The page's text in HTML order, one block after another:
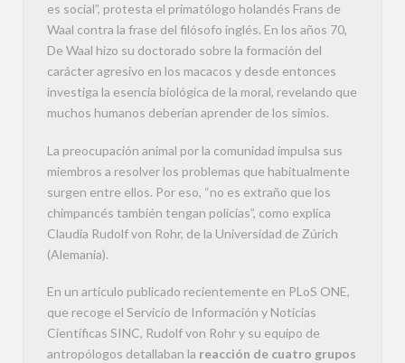
es social”, protesta el primatólogo holandés Frans de
Waal contra la frase del filósofo inglés. En los años 70,
De Waal hizo su doctorado sobre la formación del
carácter agresivo en los macacos y desde entonces
investiga la esencia biológica de la moral, revelando que
muchos humanos deberían aprender de los simios.
La preocupación animal por la comunidad impulsa sus
miembros a resolver los problemas que habitualmente
surgen entre ellos. Por eso, “no es extraño que los
chimpancés también tengan policías”, como explica
Claudia Rudolf von Rohr, de la Universidad de Zúrich
(Alemania).
En un artículo publicado recientemente en PLoS ONE,
que recoge el Servicio de Información y Noticias
Científicas SINC, Rudolf von Rohr y su equipo de
antropólogos detallaban la reacción de cuatro grupos